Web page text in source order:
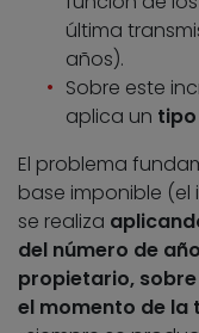
última
años).
Sobre este
aplica un
El problema
base imponible
se realiza
del número de
propietario,
el momento de la